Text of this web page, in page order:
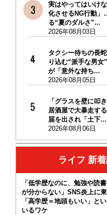
実はやってはいけ
化させるNG行動
る“夏のダルさ”...
2026年08月03日
タクシー待ちの長
り込む“派手な男女
が「意外な持ち...
2026年08月05日
「グラスを壁に叩
居酒屋で大暴走す
届を出され「土下...
2026年08月06日
ライフ 新
「低学歴なのに、勉強や読
が分からない」SNS炎上に東
「高学歴＝地頭もいい」と
いるワケ